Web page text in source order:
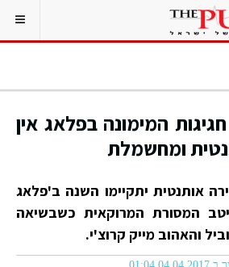
המימונה בפלאג אין
ומחשמלת
אותנטית יתקיימו השנה ב'פלאג
המסורת המרוקאית כשבשיאה
והאהוב מייק קרוצ'י.